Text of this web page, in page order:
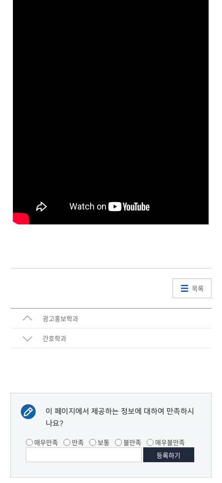
목록
광고홍보학과
간호학과
이 페이지에서 제공하는 정보에 대하여 만족하시
나요?
매우만족 만족 보통 불만족 매우불만족